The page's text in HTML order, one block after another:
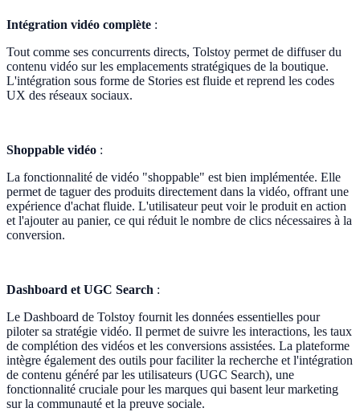
Intégration vidéo complète :
Tout comme ses concurrents directs, Tolstoy permet de diffuser du
contenu vidéo sur les emplacements stratégiques de la boutique.
L'intégration sous forme de Stories est fluide et reprend les codes
UX des réseaux sociaux.
Shoppable vidéo :
La fonctionnalité de vidéo "shoppable" est bien implémentée. Elle
permet de taguer des produits directement dans la vidéo, offrant une
expérience d'achat fluide. L'utilisateur peut voir le produit en action
et l'ajouter au panier, ce qui réduit le nombre de clics nécessaires à la
conversion.
Dashboard et UGC Search :
Le Dashboard de Tolstoy fournit les données essentielles pour
piloter sa stratégie vidéo. Il permet de suivre les interactions, les taux
de complétion des vidéos et les conversions assistées. La plateforme
intègre également des outils pour faciliter la recherche et l'intégration
de contenu généré par les utilisateurs (UGC Search), une
fonctionnalité cruciale pour les marques qui basent leur marketing
sur la communauté et la preuve sociale.